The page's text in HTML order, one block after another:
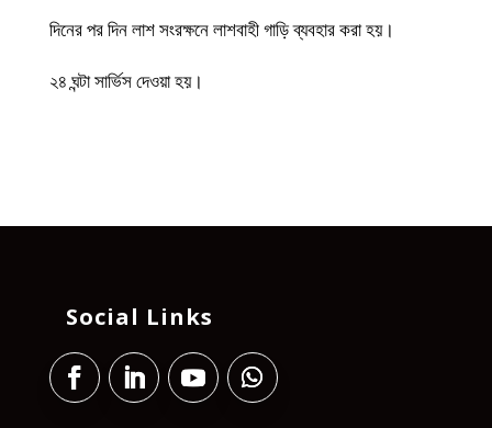
দিনের পর দিন লাশ সংরক্ষনে লাশবাহী গাড়ি ব্যবহার করা হয়।
২৪ ঘন্টা সার্ভিস দেওয়া হয়।
Social Links